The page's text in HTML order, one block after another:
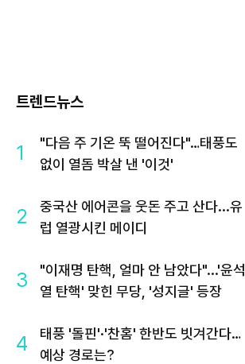
트렌드뉴스
1
"다음 주 기온 뚝 떨어진다"…태풍도
없이 열돔 박살 낸 '이것'
2
중국산 에어콘을 웃돈 주고 산다...유
럽 열광시킨 메이디
3
"이재명 탄핵, 얼마 안 남았다"...'윤석
열 탄핵' 맞힌 무당, '성지글' 등장
4
태풍 '돌핀'·'찬홈' 한반도 빗겨간다…
예상 경로는?